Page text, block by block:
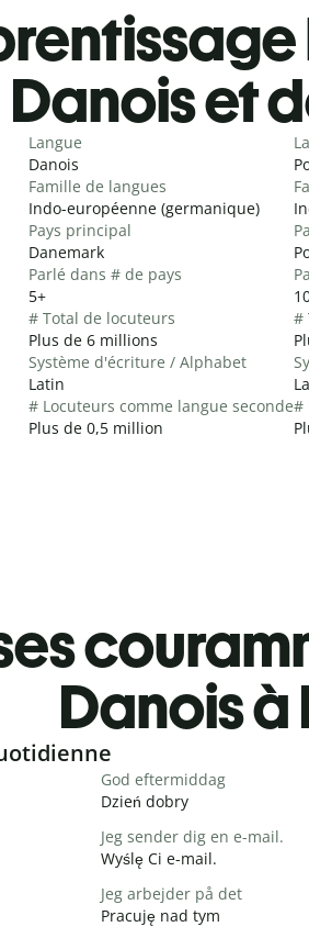
Danois et
Langue
Danois
Famille de langues
Indo-européenne (germanique)
Pays principal
Danemark
Parlé dans # de pays
5+
# Total de locuteurs
Plus de 6 millions
Système d'écriture / Alphabet
Latin
# Locuteurs comme langue seconde
Plus de 0,5 million
#
#
Danois
God eftermiddag
Dzień dobry
Jeg sender dig en e-mail.
Wyślę Ci e-mail.
Jeg arbejder på det
Pracuję nad tym